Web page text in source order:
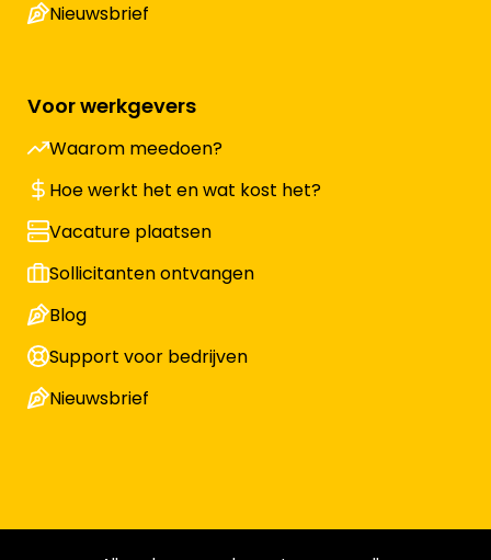
Nieuwsbrief
Voor werkgevers
Waarom meedoen?
Hoe werkt het en wat kost het?
Vacature plaatsen
Sollicitanten ontvangen
Blog
Support voor bedrijven
Nieuwsbrief